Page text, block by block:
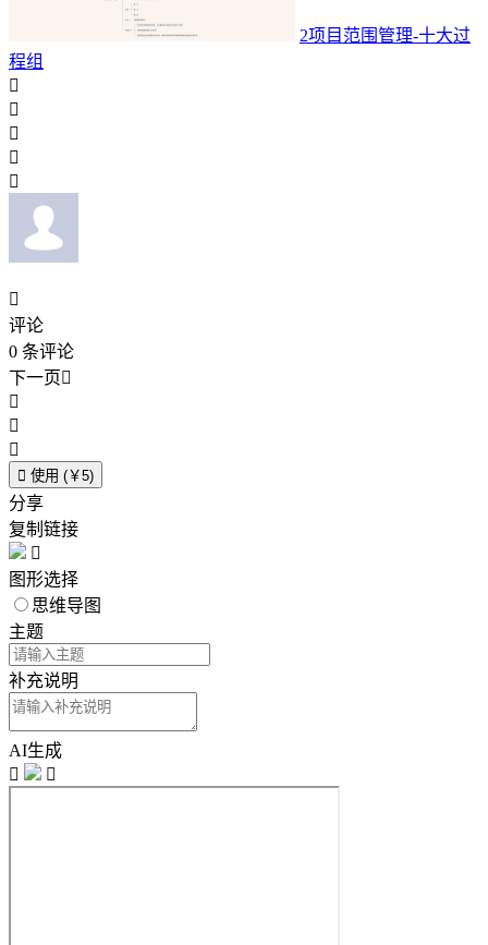
2项目范围管理-十大过
程组






评论
0 条评论
下一页



 使用 (￥5)
分享
复制链接

图形选择
思维导图
主题
补充说明
AI生成

